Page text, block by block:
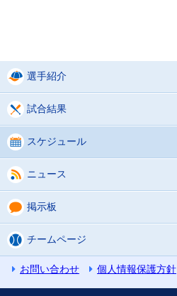
選手紹介
試合結果
スケジュール
ニュース
掲示板
チームページ
お問い合わせ 個人情報保護方針